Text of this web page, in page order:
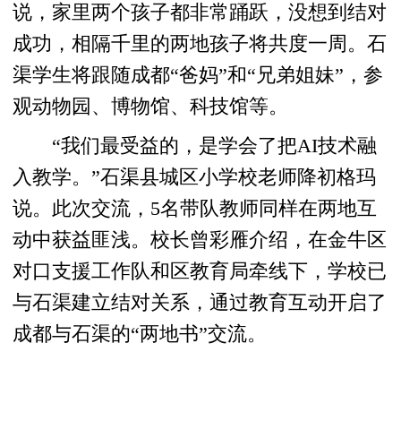
说，家里两个孩子都非常踊跃，没想到结对
成功，相隔千里的两地孩子将共度一周。石
渠学生将跟随成都“爸妈”和“兄弟姐妹”，参
观动物园、博物馆、科技馆等。
“我们最受益的，是学会了把AI技术融
入教学。”石渠县城区小学校老师降初格玛
说。此次交流，5名带队教师同样在两地互
动中获益匪浅。校长曾彩雁介绍，在金牛区
对口支援工作队和区教育局牵线下，学校已
与石渠建立结对关系，通过教育互动开启了
成都与石渠的“两地书”交流。